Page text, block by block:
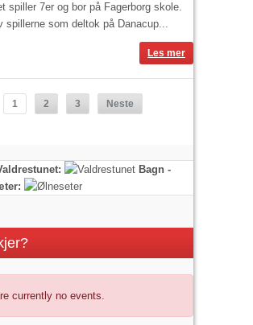
spiller 7er og bor på Fagerborg skole.
spillerne som deltok på Danacup...
Les mer
1 2 3 Neste
Bagn -
currently no events.